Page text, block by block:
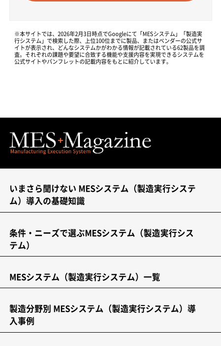
※本サイトでは、2026年2月3日時点でGoogleにて「MESシステム」「製造実
行システム」で検索した際、上位100位までに製品、またはベンダーの公式サ
イトが表示され、どんなシステムかがわかる情報が記載されている62製品を調
査。それぞれの課題や要望に合致する機能や支援内容を実現できるシステムを
公式サイトやパンフレットの記載内容をもとに紹介しています。
いまさら聞けない MESシステム（製造実行システ
ム）導入の基礎知識
条件・ニーズで選ぶMESシステム（製造実行シス
テム）
MESシステム（製造実行システム）一覧
製造分野別 MESシステム（製造実行システム）導
入事例